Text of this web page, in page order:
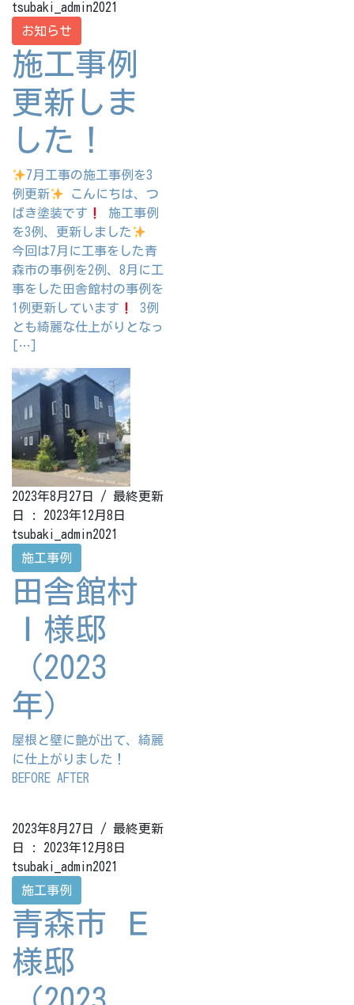
tsubaki_admin2021
お知らせ
施工事例
更新しま
した！
7月工事の施工事例を3
例更新
こんにちは、つ
ばき塗装です
施工事例
を3例、更新しました
今回は7月に工事をした青
森市の事例を2例、8月に工
事をした田舎館村の事例を
1例更新しています
3例
とも綺麗な仕上がりとなっ
[…]
2023年8月27日
/ 最終更新
日 : 2023年12月8日
tsubaki_admin2021
施工事例
田舎館村
Ｉ様邸
（2023
年）
屋根と壁に艶が出て、綺麗
に仕上がりました！
BEFORE AFTER
2023年8月27日
/ 最終更新
日 : 2023年12月8日
tsubaki_admin2021
施工事例
青森市 Ｅ
様邸